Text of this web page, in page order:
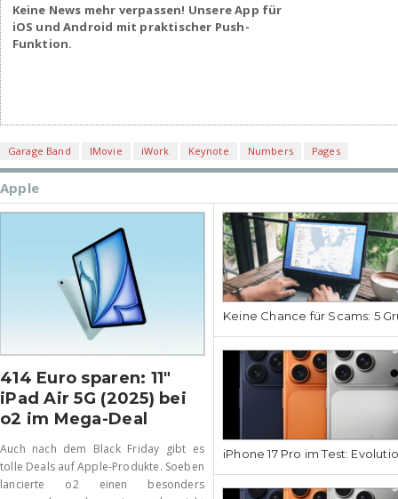
Keine News mehr verpassen! Unsere App für
iOS und Android mit praktischer Push-
Funktion.
Garage Band IMovie iWork Keynote Numbers Pages
Apple
414 Euro sparen: 11″
iPad Air 5G (2025) bei
o2 im Mega-Deal
Auch nach dem Black Friday gibt es
tolle Deals auf Apple-Produkte. Soeben
lancierte o2 einen besonders
Keine Chance für Scams: 5
iPhone 17 Pro im Test: